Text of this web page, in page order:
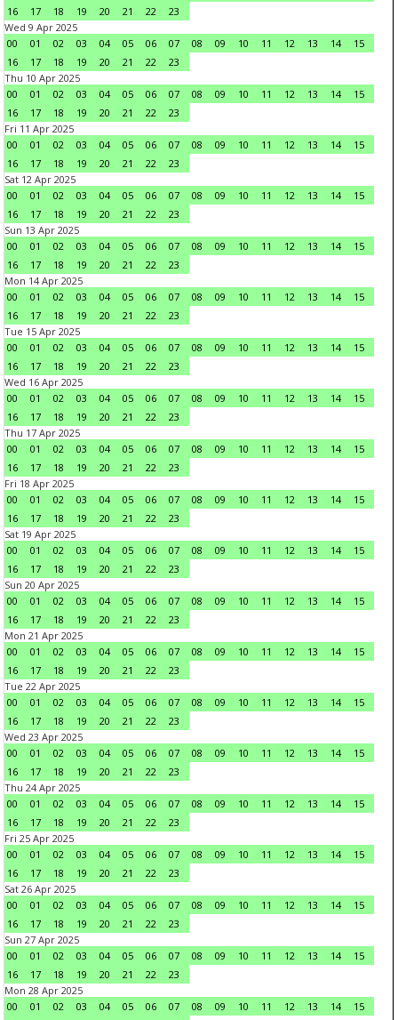
16
17 18 19 20 21 22
23
Wed 9 Apr 2025
00
01 02 03 04 05 06 07 08 09 10 11 12 13 14
15
16
17 18 19 20 21 22
23
Thu 10 Apr 2025
00
01 02 03 04 05 06 07 08 09 10 11 12 13 14
15
16
17 18 19 20 21 22
23
Fri 11 Apr 2025
00
01 02 03 04 05 06 07 08 09 10 11 12 13 14
15
16
17 18 19 20 21 22
23
Sat 12 Apr 2025
00
01 02 03 04 05 06 07 08 09 10 11 12 13 14
15
16
17 18 19 20 21 22
23
Sun 13 Apr 2025
00
01 02 03 04 05 06 07 08 09 10 11 12 13 14
15
16
17 18 19 20 21 22
23
Mon 14 Apr 2025
00
01 02 03 04 05 06 07 08 09 10 11 12 13 14
15
16
17 18 19 20 21 22
23
Tue 15 Apr 2025
00
01 02 03 04 05 06 07 08 09 10 11 12 13 14
15
16
17 18 19 20 21 22
23
Wed 16 Apr 2025
00
01 02 03 04 05 06 07 08 09 10 11 12 13 14
15
16
17 18 19 20 21 22
23
Thu 17 Apr 2025
00
01 02 03 04 05 06 07 08 09 10 11 12 13 14
15
16
17 18 19 20 21 22
23
Fri 18 Apr 2025
00
01 02 03 04 05 06 07 08 09 10 11 12 13 14
15
16
17 18 19 20 21 22
23
Sat 19 Apr 2025
00
01 02 03 04 05 06 07 08 09 10 11 12 13 14
15
16
17 18 19 20 21 22
23
Sun 20 Apr 2025
00
01 02 03 04 05 06 07 08 09 10 11 12 13 14
15
16
17 18 19 20 21 22
23
Mon 21 Apr 2025
00
01 02 03 04 05 06 07 08 09 10 11 12 13 14
15
16
17 18 19 20 21 22
23
Tue 22 Apr 2025
00
01 02 03 04 05 06 07 08 09 10 11 12 13 14
15
16
17 18 19 20 21 22
23
Wed 23 Apr 2025
00
01 02 03 04 05 06 07 08 09 10 11 12 13 14
15
16
17 18 19 20 21 22
23
Thu 24 Apr 2025
00
01 02 03 04 05 06 07 08 09 10 11 12 13 14
15
16
17 18 19 20 21 22
23
Fri 25 Apr 2025
00
01 02 03 04 05 06 07 08 09 10 11 12 13 14
15
16
17 18 19 20 21 22
23
Sat 26 Apr 2025
00
01 02 03 04 05 06 07 08 09 10 11 12 13 14
15
16
17 18 19 20 21 22
23
Sun 27 Apr 2025
00
01 02 03 04 05 06 07 08 09 10 11 12 13 14
15
16
17 18 19 20 21 22
23
Mon 28 Apr 2025
00
01 02 03 04 05 06 07 08 09 10 11 12 13 14
15